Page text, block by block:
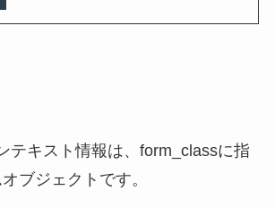
テキスト情報は、form_classに指
ブジェクトです。